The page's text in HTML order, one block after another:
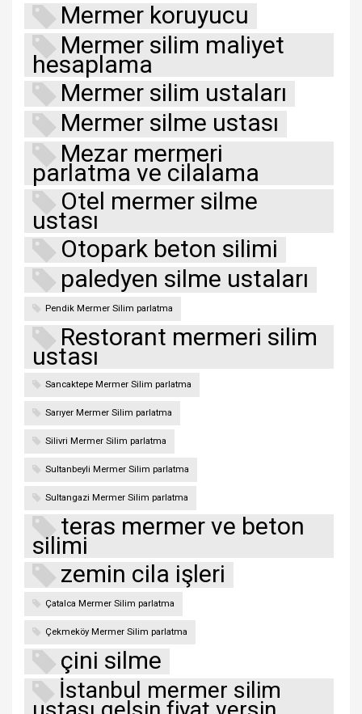
Mermer koruyucu
Mermer silim maliyet
hesaplama
Mermer silim ustaları
Mermer silme ustası
Mezar mermeri
parlatma ve cilalama
Otel mermer silme
ustası
Otopark beton silimi
paledyen silme ustaları
Pendik Mermer Silim parlatma
Restorant mermeri silim
ustası
Sancaktepe Mermer Silim parlatma
Sarıyer Mermer Silim parlatma
Silivri Mermer Silim parlatma
Sultanbeyli Mermer Silim parlatma
Sultangazi Mermer Silim parlatma
teras mermer ve beton
silimi
zemin cila işleri
Çatalca Mermer Silim parlatma
Çekmeköy Mermer Silim parlatma
çini silme
İstanbul mermer silim